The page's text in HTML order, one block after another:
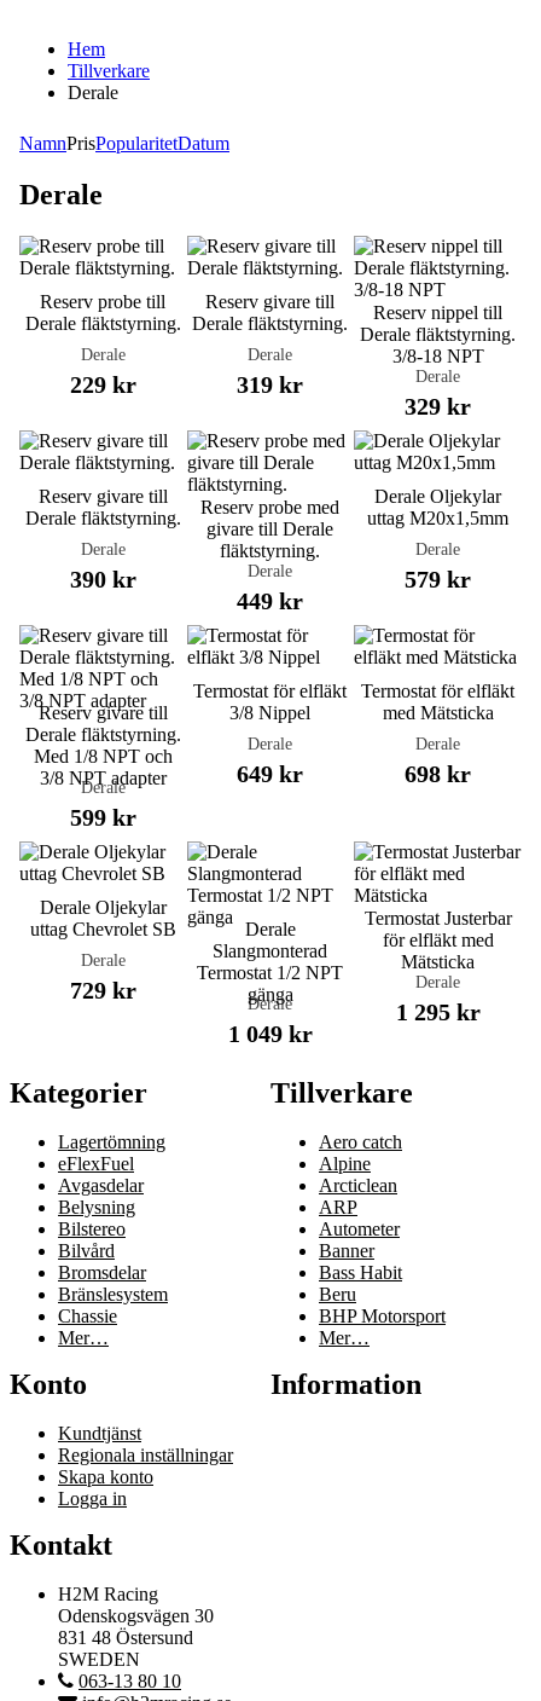
Hem
Tillverkare
Derale
NamnPrisPopularitetDatum
Derale
Reserv probe till
Derale fläktstyrning.
Derale
229 kr
Reserv givare till
Derale fläktstyrning.
Derale
319 kr
Reserv nippel till
Derale fläktstyrning.
3/8-18 NPT
Derale
329 kr
Reserv givare till
Derale fläktstyrning.
Derale
390 kr
Reserv probe med
givare till Derale
fläktstyrning.
Derale
449 kr
Derale Oljekylar
uttag M20x1,5mm
Derale
579 kr
Reserv givare till
Derale fläktstyrning.
Med 1/8 NPT och
3/8 NPT adapter
Derale
599 kr
Termostat för elfläkt
3/8 Nippel
Derale
649 kr
Termostat för elfläkt
med Mätsticka
Derale
698 kr
Derale Oljekylar
uttag Chevrolet SB
Derale
729 kr
Derale
Slangmonterad
Termostat 1/2 NPT
gänga
Derale
1 049 kr
Termostat Justerbar
för elfläkt med
Mätsticka
Derale
1 295 kr
Kategorier
Lagertömning
eFlexFuel
Avgasdelar
Belysning
Bilstereo
Bilvård
Bromsdelar
Bränslesystem
Chassie
Mer…
Tillverkare
Aero catch
Alpine
Arcticlean
ARP
Autometer
Banner
Bass Habit
Beru
BHP Motorsport
Mer…
Konto
Kundtjänst
Regionala inställningar
Skapa konto
Logga in
Information
Kontakt
H2M Racing
Odenskogsvägen 30
831 48 Östersund
SWEDEN
063-13 80 10